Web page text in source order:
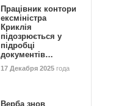
Працівник контори
ексміністра
Криклія
підозрюється у
підробці
документів…
17 Декабря 2025 года
Верба знов